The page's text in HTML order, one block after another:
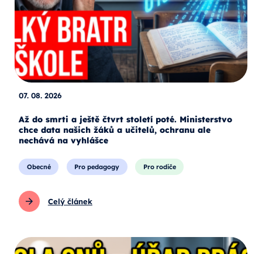
07. 08. 2026
Až do smrti a ještě čtvrt století poté. Ministerstvo
chce data našich žáků a učitelů, ochranu ale
nechává na vyhlášce
Obecné Pro pedagogy Pro rodiče
Celý článek